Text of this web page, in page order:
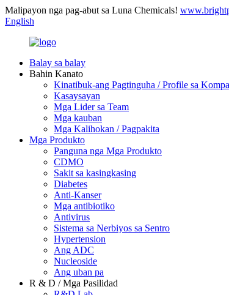
Malipayon nga pag-abut sa Luna Chemicals!
English
Balay sa balay
Bahin Kanato
Kinatibuk-ang Pagtinguha / Profile sa
Kasaysayan
Mga Lider sa Team
Mga kauban
Mga Kalihokan / Pagpakita
Mga Produkto
Panguna nga Mga Produkto
CDMO
Sakit sa kasingkasing
Diabetes
Anti-Kanser
Mga antibiotiko
Antivirus
Sistema sa Nerbiyos sa Sentro
Hypertension
Ang ADC
Nucleoside
Ang uban pa
R & D / Mga Pasilidad